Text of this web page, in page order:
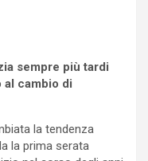
sempre più tardi
al cambio di
la tendenza
la prima serata